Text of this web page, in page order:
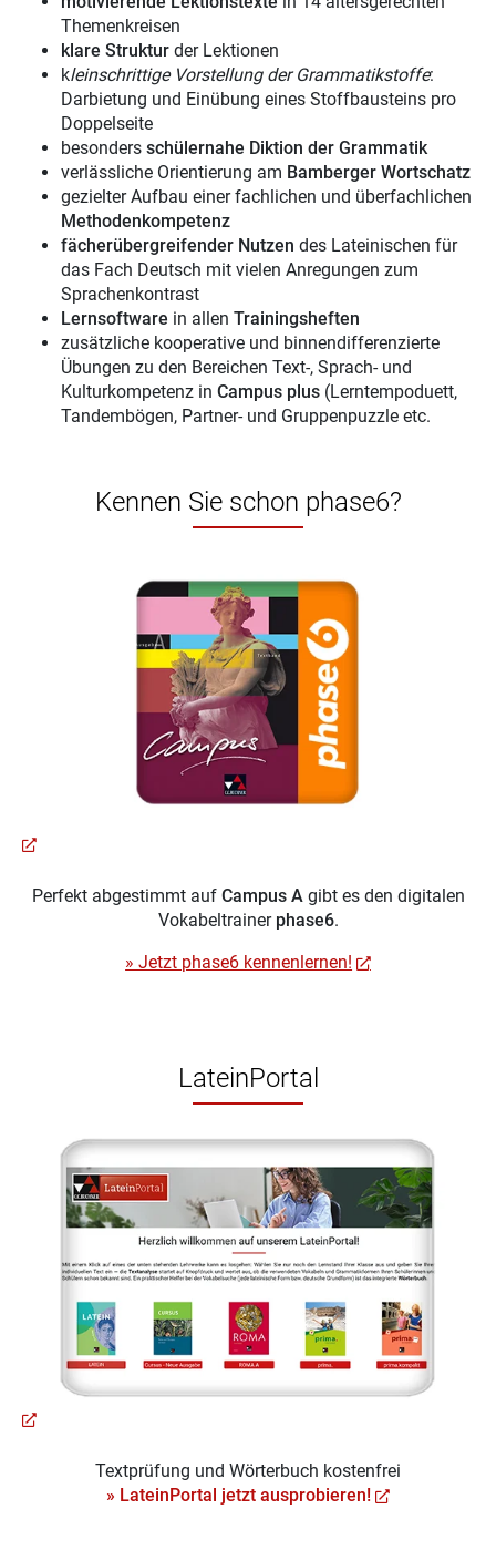
Themenkreisen
klare Struktur der Lektionen
kleinschrittige Vorstellung der Grammatikstoffe:
Darbietung und Einübung eines Stoffbausteins pro
Doppelseite
besonders schülernahe Diktion der Grammatik
verlässliche Orientierung am Bamberger Wortschatz
gezielter Aufbau einer fachlichen und überfachlichen
Methodenkompetenz
fächerübergreifender Nutzen des Lateinischen für
das Fach Deutsch mit vielen Anregungen zum
Sprachenkontrast
Lernsoftware in allen Trainingsheften
zusätzliche kooperative und binnendifferenzierte
Übungen zu den Bereichen Text-, Sprach- und
Kulturkompetenz in Campus plus (Lerntempoduett,
Tandembögen, Partner- und Gruppenpuzzle etc.
Kennen Sie schon phase6?
Perfekt abgestimmt auf Campus A gibt es den digitalen
Vokabeltrainer phase6.
» Jetzt phase6 kennenlernen!
LateinPortal
Textprüfung und Wörterbuch kostenfrei
» LateinPortal jetzt ausprobieren!